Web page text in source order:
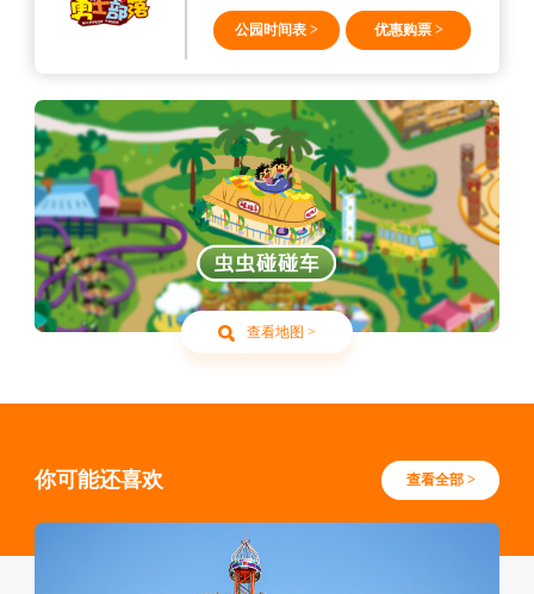
公园时间表 > 优惠购票 >
查看地图 >
你可能还喜欢 查看全部 >